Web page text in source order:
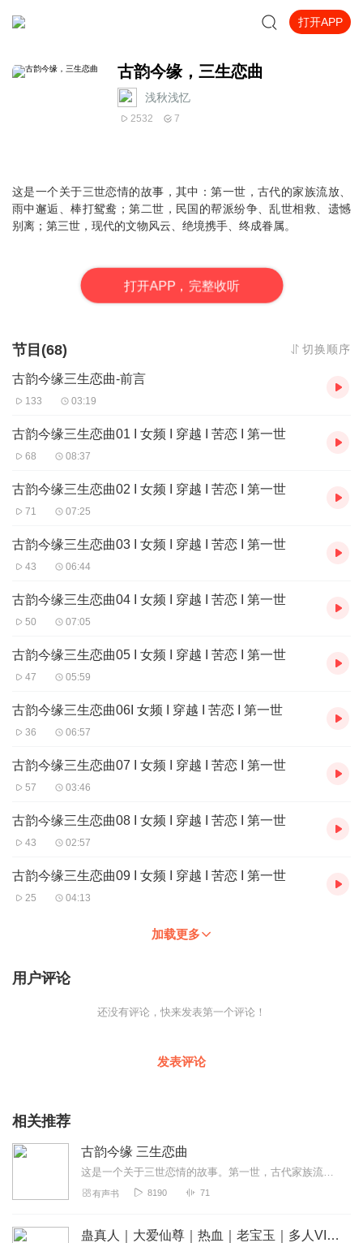
打开APP
古韵今缘，三生恋曲
浅秋浅忆
2532 7
这是一个关于三世恋情的故事，其中：第一世，古代的家族流放、
雨中邂逅、棒打鸳鸯；第二世，民国的帮派纷争、乱世相救、遗憾
别离；第三世，现代的文物风云、绝境携手、终成眷属。
打开APP，完整收听
节目(68) 切换顺序
古韵今缘三生恋曲-前言
133 03:19
古韵今缘三生恋曲01 I 女频 I 穿越 I 苦恋 I 第一世
68 08:37
古韵今缘三生恋曲02 I 女频 I 穿越 I 苦恋 I 第一世
71 07:25
古韵今缘三生恋曲03 I 女频 I 穿越 I 苦恋 I 第一世
43 06:44
古韵今缘三生恋曲04 I 女频 I 穿越 I 苦恋 I 第一世
50 07:05
古韵今缘三生恋曲05 I 女频 I 穿越 I 苦恋 I 第一世
47 05:59
古韵今缘三生恋曲06I 女频 I 穿越 I 苦恋 I 第一世
36 06:57
古韵今缘三生恋曲07 I 女频 I 穿越 I 苦恋 I 第一世
57 03:46
古韵今缘三生恋曲08 I 女频 I 穿越 I 苦恋 I 第一世
43 02:57
古韵今缘三生恋曲09 I 女频 I 穿越 I 苦恋 I 第一世
25 04:13
加载更多
用户评论
还没有评论，快来发表第一个评论！
发表评论
相关推荐
古韵今缘 三生恋曲
这是一个关于三世恋情的故事。第一世，古代家族流放，雨中邂逅，棒打鸳鸯；第二世，民国的帮派纷争，乱世相救，遗憾离别；第三世，现代的文物风云，绝境携手，终成眷属！
有声书 8190 71
蛊真人｜大爱仙尊｜热血｜老宝玉｜多人VIP免费有声剧